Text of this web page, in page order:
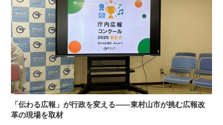
「伝わる広報」が行政を変える――東村山市が挑む広報改
革の現場を取材